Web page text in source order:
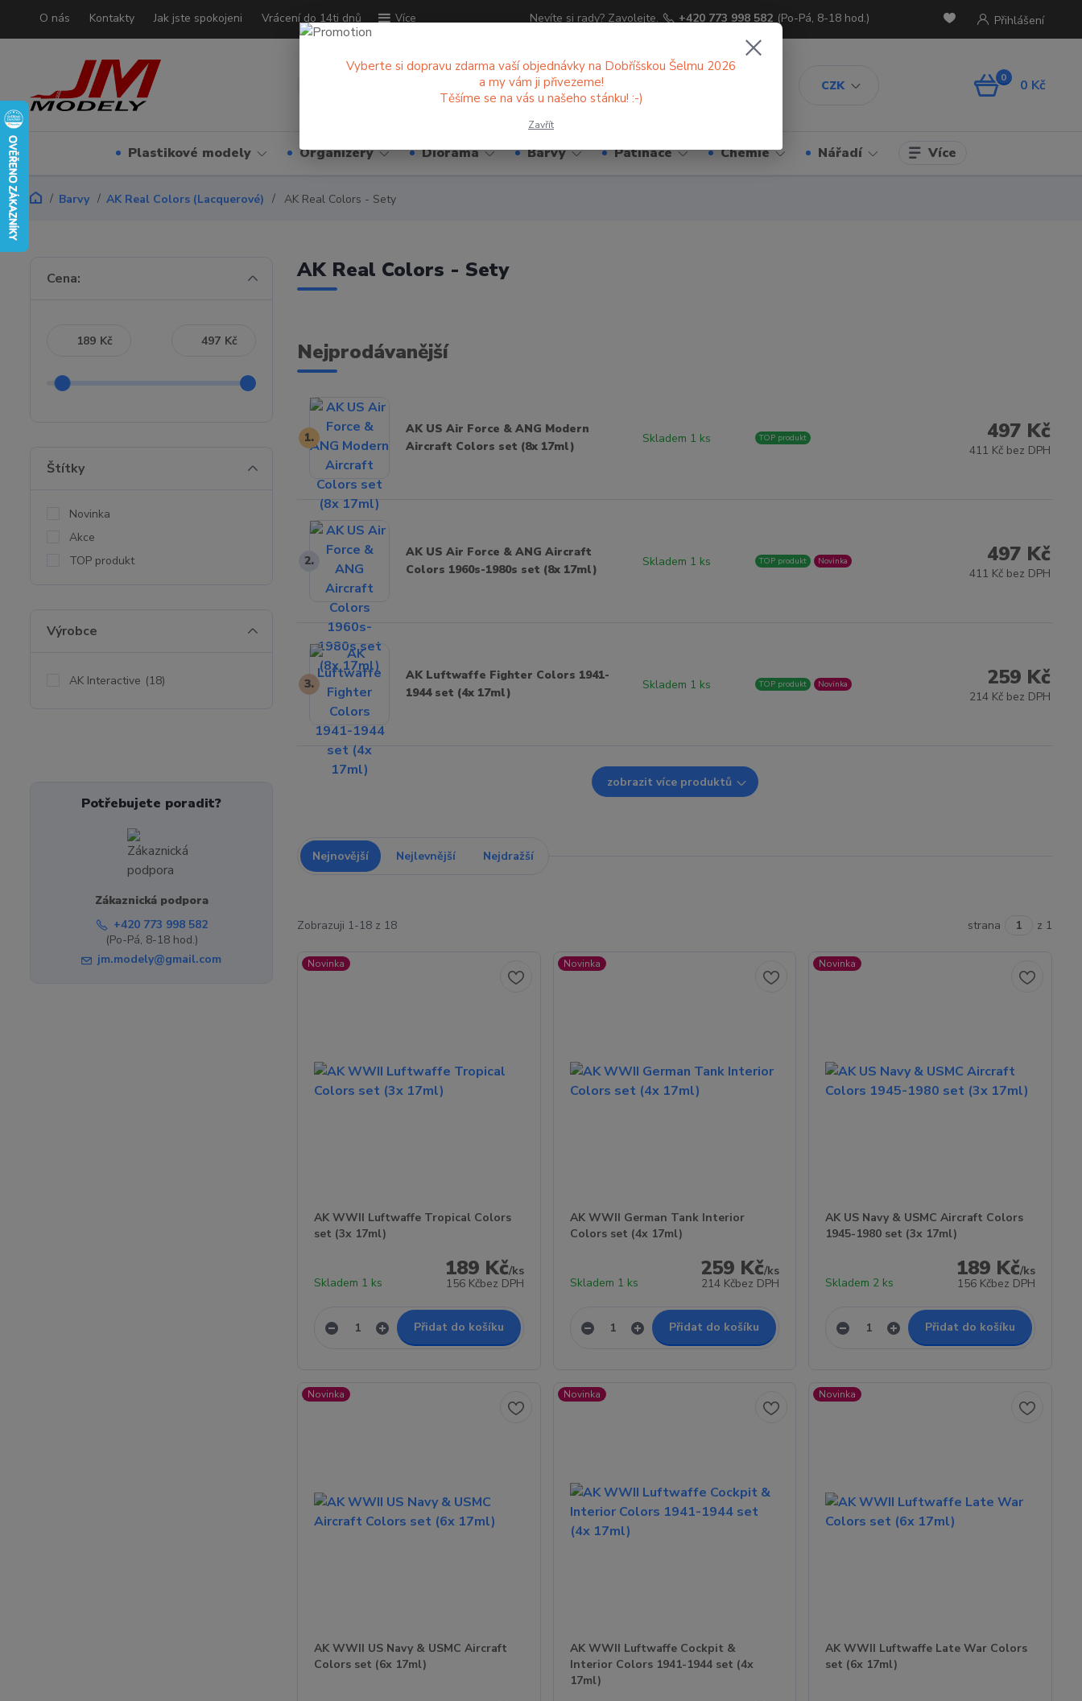
O nás Kontakty Jak jste spokojeni Vrácení do 14ti dnů Více
CZK
Přihlášení
Nevíte si rady? Zavolejte. +420 773 998 582 (Po-Pá, 8-18 hod.)
0 0 Kč
Plastikové modely Organizéry Diorama Barvy Patinace Chemie Nářadí Více
Barvy AK Real Colors (Lacquerové) AK Real Colors - Sety
AK Real Colors - Sety
Nejprodávanější
1.
AK US Air Force & ANG Modern
Aircraft Colors set (8x 17ml)
Skladem 1 ks TOP produkt 497 Kč
411 Kč bez DPH
2.
AK US Air Force & ANG Aircraft
Colors 1960s-1980s set (8x 17ml)
Skladem 1 ks TOP produkt Novinka 497 Kč
411 Kč bez DPH
3.
AK Luftwaffe Fighter Colors 1941-
1944 set (4x 17ml)
Skladem 1 ks TOP produkt Novinka 259 Kč
214 Kč bez DPH
zobrazit více produktů
Nejnovější Nejlevnější Nejdražší
Zobrazuji 1-18 z 18 strana z 1
Novinka
AK WWII Luftwaffe Tropical Colors
set (3x 17ml)
189 Kč/ks
156 Kčbez DPH
Skladem 1 ks
Přidat do košíku
Novinka
AK WWII German Tank Interior
Colors set (4x 17ml)
259 Kč/ks
214 Kčbez DPH
Skladem 1 ks
Přidat do košíku
Novinka
AK US Navy & USMC Aircraft Colors
1945-1980 set (3x 17ml)
189 Kč/ks
156 Kčbez DPH
Skladem 2 ks
Přidat do košíku
Novinka
AK WWII US Navy & USMC Aircraft
Colors set (6x 17ml)
Novinka
AK WWII Luftwaffe Cockpit &
Interior Colors 1941-1944 set (4x
17ml)
Novinka
AK WWII Luftwaffe Late War Colors
set (6x 17ml)
Cena:
Kč Kč
Štítky
Novinka
Akce
TOP produkt
Výrobce
AK Interactive (18)
Potřebujete poradit?
Zákaznická podpora
+420 773 998 582
(Po-Pá, 8-18 hod.)
jm.modely@gmail.com
Vyberte si dopravu zdarma vaší objednávky na Dobříšskou Šelmu 2026
a my vám ji přivezeme!
Těšíme se na vás u našeho stánku! :-)
Zavřít